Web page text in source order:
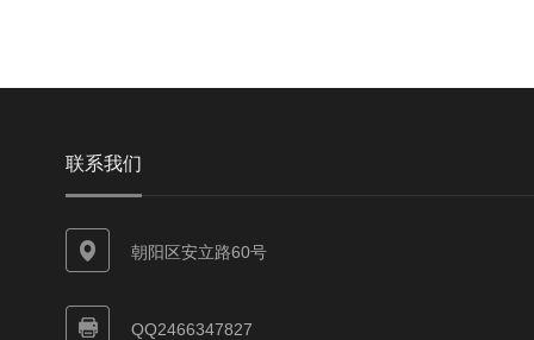
联系我们
朝阳区安立路60号
QQ2466347827